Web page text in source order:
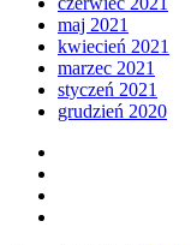
maj 2021
kwiecień 2021
marzec 2021
styczeń 2021
grudzień 2020